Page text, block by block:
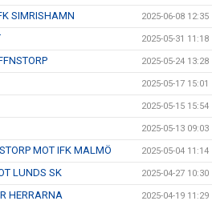
SIMRISHAMN 2025-06-08 12:35
2025-05-31 11:18
2025-05-24 13:28
2025-05-17 15:01
2025-05-15 15:54
2025-05-13 09:03
MOT IFK MALMÖ 2025-05-04 11:14
LUNDS SK 2025-04-27 10:30
HERRARNA 2025-04-19 11:29